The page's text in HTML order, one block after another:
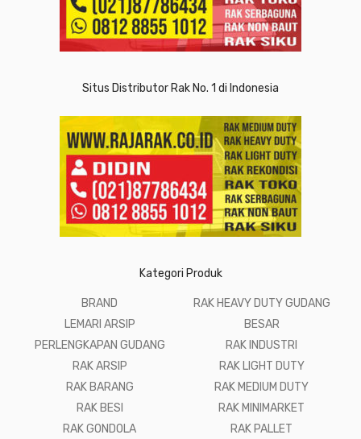
Situs Distributor Rak No. 1 di Indonesia
Kategori Produk
BRAND
LEMARI ARSIP
PERLENGKAPAN GUDANG
RAK ARSIP
RAK BARANG
RAK BESI
RAK GONDOLA
RAK HEAVY DUTY GUDANG
BESAR
RAK INDUSTRI
RAK LIGHT DUTY
RAK MEDIUM DUTY
RAK MINIMARKET
RAK PALLET